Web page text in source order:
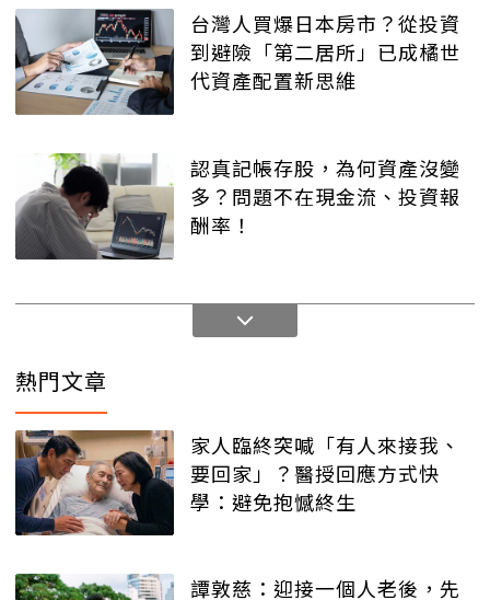
台灣人買爆日本房市？從投資
到避險「第二居所」已成橘世
代資產配置新思維
認真記帳存股，為何資產沒變
多？問題不在現金流、投資報
酬率！
熱門文章
家人臨終突喊「有人來接我、
要回家」？醫授回應方式快
學：避免抱憾終生
譚敦慈：迎接一個人老後，先